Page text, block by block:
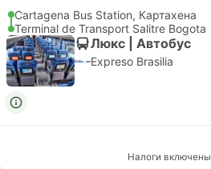
Cartagena Bus Station, Картахена
Terminal de Transport Salitre Bogota
Люкс | Автобус
Expreso Brasilia
Налоги включены